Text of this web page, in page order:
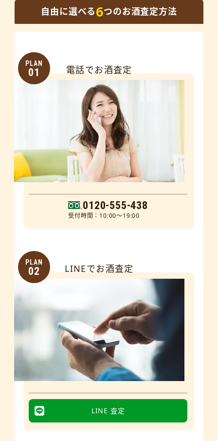
自由に選べる6つのお酒査定方法
PLAN
01 電話でお酒査定
0120-555-438
受付時間：10:00～19:00
PLAN
02 LINEでお酒査定
LINE 査定